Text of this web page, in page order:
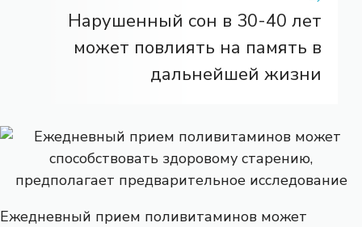
Нарушенный сон в 30-40 лет
может повлиять на память в
дальнейшей жизни
Ежедневный прием поливитаминов может